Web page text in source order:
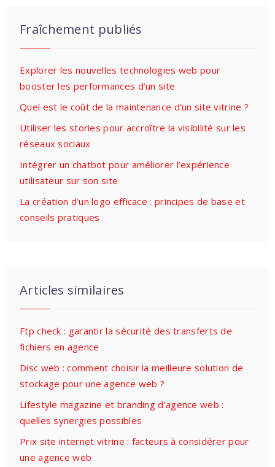
Fraîchement publiés
Explorer les nouvelles technologies web pour
booster les performances d’un site
Quel est le coût de la maintenance d’un site vitrine ?
Utiliser les stories pour accroître la visibilité sur les
réseaux sociaux
Intégrer un chatbot pour améliorer l’expérience
utilisateur sur son site
La création d’un logo efficace : principes de base et
conseils pratiques
Articles similaires
Ftp check : garantir la sécurité des transferts de
fichiers en agence
Disc web : comment choisir la meilleure solution de
stockage pour une agence web ?
Lifestyle magazine et branding d’agence web :
quelles synergies possibles
Prix site internet vitrine : facteurs à considérer pour
une agence web